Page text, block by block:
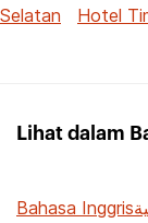
Selatan
Hotel
Lihat dalam
Bahasa Inggris